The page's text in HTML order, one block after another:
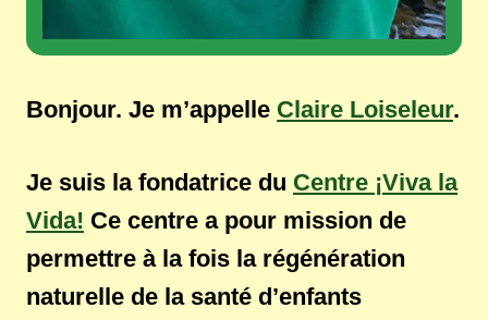
Bonjour. Je m’appelle Claire Loiseleur.
Je suis la fondatrice du Centre ¡Viva la
Vida! Ce centre a pour mission de
permettre à la fois la régénération
naturelle de la santé d’enfants